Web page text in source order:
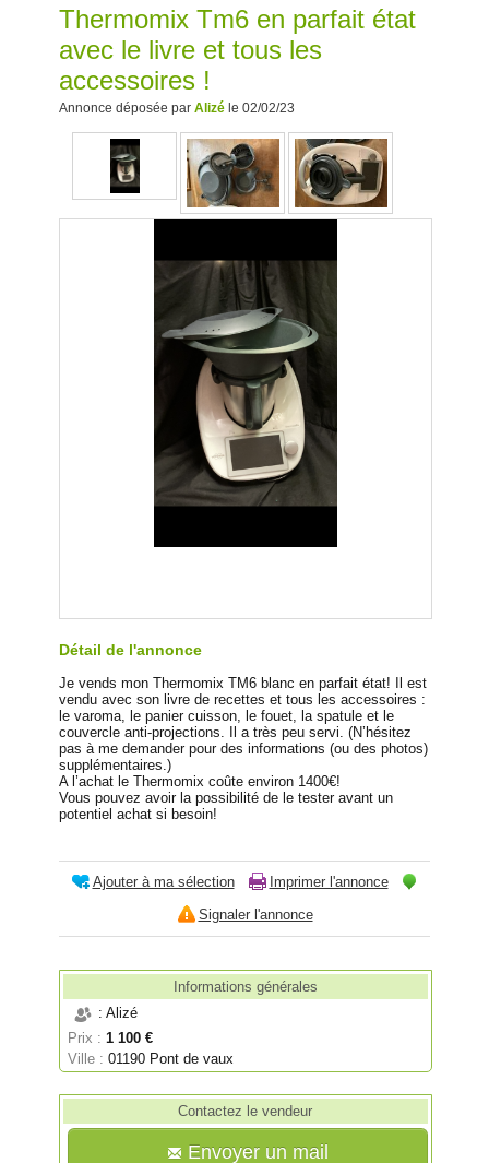
Thermomix Tm6 en parfait état
avec le livre et tous les
accessoires !
Annonce déposée par Alizé le 02/02/23
Détail de l'annonce
Je vends mon Thermomix TM6 blanc en parfait état! Il est
vendu avec son livre de recettes et tous les accessoires :
le varoma, le panier cuisson, le fouet, la spatule et le
couvercle anti-projections. Il a très peu servi. (N’hésitez
pas à me demander pour des informations (ou des photos)
supplémentaires.)
A l’achat le Thermomix coûte environ 1400€!
Vous pouvez avoir la possibilité de le tester avant un
potentiel achat si besoin!
Ajouter à ma sélection
Imprimer l'annonce
Signaler l'annonce
Informations générales
: Alizé
Prix : 1 100 €
Ville :01190 Pont de vaux
Contactez le vendeur
Envoyer un mail